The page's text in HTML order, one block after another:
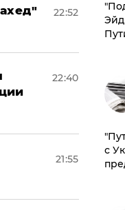
22:52
22:40
21:55
с